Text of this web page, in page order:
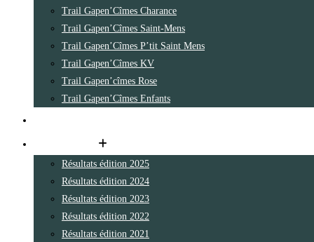
Trail Gapen’Cîmes Charance
Trail Gapen’Cîmes Saint-Mens
Trail Gapen’Cîmes P’tit Saint Mens
Trail Gapen’Cîmes KV
Trail Gapen’cîmes Rose
Trail Gapen’Cîmes Enfants
Résultats édition 2025
Résultats édition 2024
Résultats édition 2023
Résultats édition 2022
Résultats édition 2021